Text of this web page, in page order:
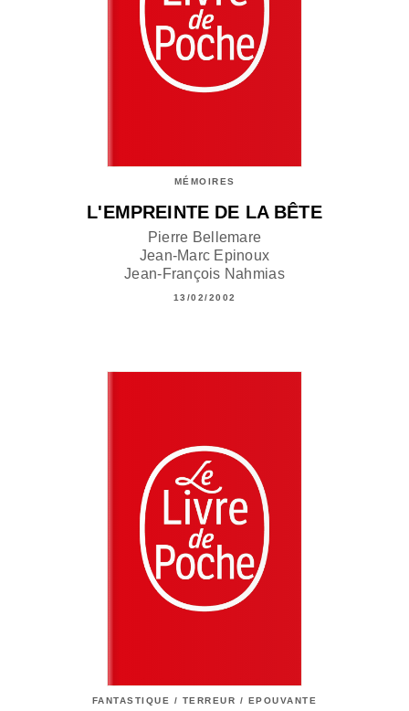
MÉMOIRES
L'EMPREINTE DE LA BÊTE
Pierre Bellemare
Jean-Marc Epinoux
Jean-François Nahmias
13/02/2002
FANTASTIQUE / TERREUR / EPOUVANTE